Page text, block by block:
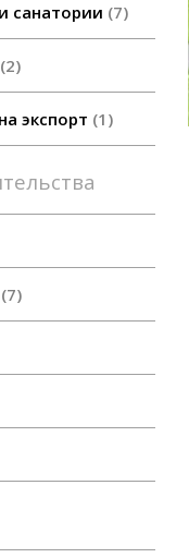
санатории 7
2
экспорт 1
7